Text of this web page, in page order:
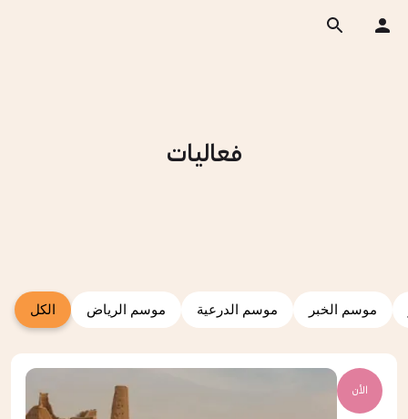
فعاليات
الكل موسم الرياض موسم الدرعية موسم الخبر
الأن